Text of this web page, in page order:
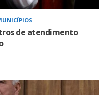
de atendimento